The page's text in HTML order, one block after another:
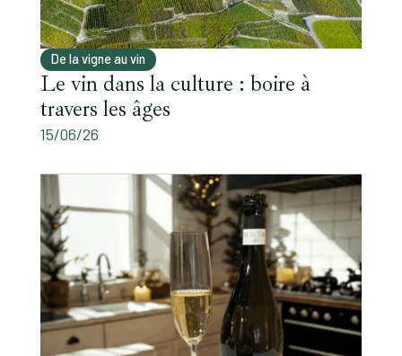
De la vigne au vin
Le vin dans la culture : boire à
travers les âges
15/06/26